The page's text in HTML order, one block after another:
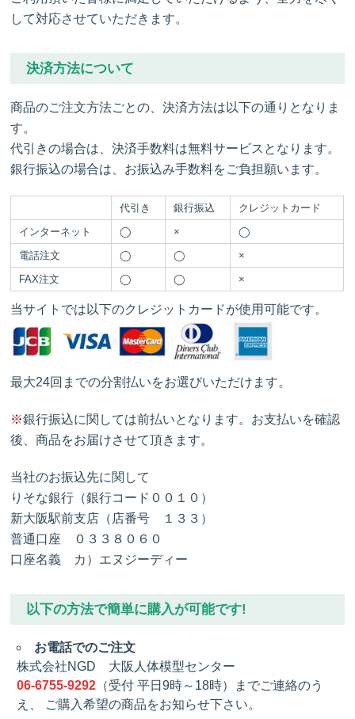
して対応させていただきます。
決済方法について
商品のご注文方法ごとの、決済方法は以下の通りとなりま
す。
代引きの場合は、決済手数料は無料サービスとなります。
銀行振込の場合は、お振込み手数料をご負担願います。
代引き 銀行振込
クレジットカード
インターネット
◯ ×
◯
電話注文
◯ ◯
×
FAX注文
◯ ◯ ×
当サイトでは以下のクレジットカードが使用可能です。
最大24回までの分割払いをお選びいただけます。
※銀行振込に関しては前払いとなります。お支払いを確認
後、商品をお届けさせて頂きます。
当社のお振込先に関して
りそな銀行（銀行コード００１０）
新大阪駅前支店（店番号 １３３）
普通口座 ０３３８０６０
口座名義 カ）エヌジーディー
以下の方法で簡単に購入が可能です!
お電話でのご注文
株式会社NGD 大阪人体模型センター
06-6755-9292 （受付 平日9時～18時）までご連絡のう
え、 ご購入希望の商品をお知らせ下さい。